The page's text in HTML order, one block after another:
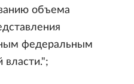
объема
федеральным
власти.";